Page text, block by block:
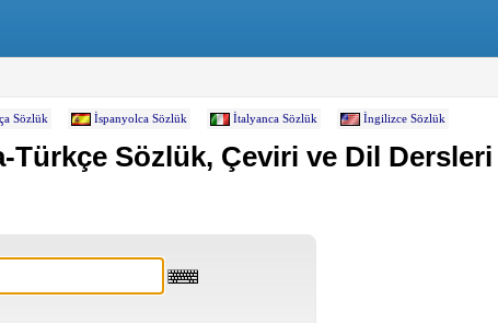
Sözlük İspanyolca Sözlük İtalyanca Sözlük İngilizce Sözlük
Türkçe Sözlük, Çeviri ve Dil Dersleri